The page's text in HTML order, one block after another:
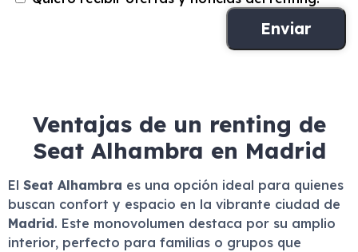
Ventajas de un renting de
Seat Alhambra en Madrid
El Seat Alhambra es una opción ideal para quienes
buscan confort y espacio en la vibrante ciudad de
Madrid. Este monovolumen destaca por su amplio
interior, perfecto para familias o grupos que